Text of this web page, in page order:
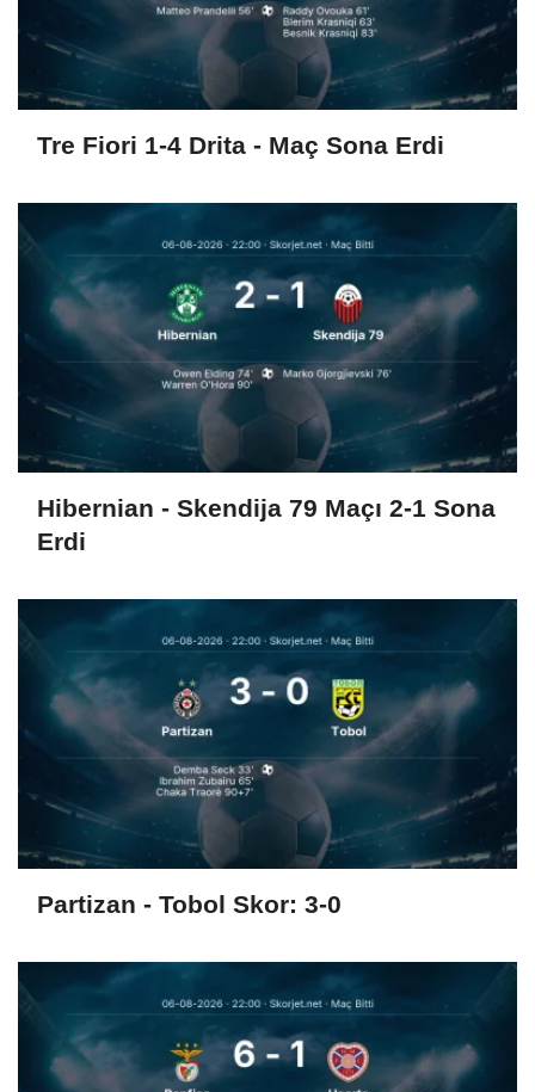
Tre Fiori 1-4 Drita - Maç Sona Erdi
Hibernian - Skendija 79 Maçı 2-1 Sona
Erdi
Partizan - Tobol Skor: 3-0